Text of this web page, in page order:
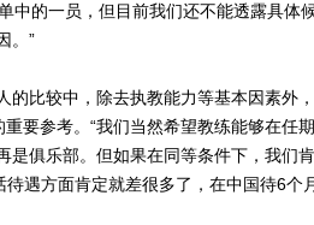
中的一员，但目前我们还不能透露具体
。”
比较中，除去执教能力等基本因素外
要参考。“我们当然希望教练能够在任
是俱乐部。但如果在同等条件下，我们
待遇方面肯定就差很多了，在中国待6个